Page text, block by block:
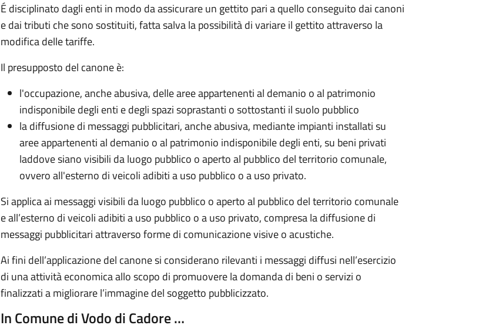
É disciplinato dagli enti in modo da assicurare un gettito pari a quello conseguito dai canoni
e dai tributi che sono sostituiti, fatta salva la possibilità di variare il gettito attraverso la
modifica delle tariffe.
Il presupposto del canone è:
l'occupazione, anche abusiva, delle aree appartenenti al demanio o al patrimonio
indisponibile degli enti e degli spazi soprastanti o sottostanti il suolo pubblico
la diffusione di messaggi pubblicitari, anche abusiva, mediante impianti installati su
aree appartenenti al demanio o al patrimonio indisponibile degli enti, su beni privati
laddove siano visibili da luogo pubblico o aperto al pubblico del territorio comunale,
ovvero all'esterno di veicoli adibiti a uso pubblico o a uso privato.
Si applica ai messaggi visibili da luogo pubblico o aperto al pubblico del territorio comunale
e all’esterno di veicoli adibiti a uso pubblico o a uso privato, compresa la diffusione di
messaggi pubblicitari attraverso forme di comunicazione visive o acustiche.
Ai fini dell’applicazione del canone si considerano rilevanti i messaggi diffusi nell’esercizio
di una attività economica allo scopo di promuovere la domanda di beni o servizi o
finalizzati a migliorare l’immagine del soggetto pubblicizzato.
In Comune di Vodo di Cadore …